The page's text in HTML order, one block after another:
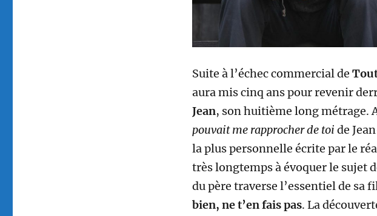
Suite à l’échec commercial de
aura mis cinq ans pour revenir
Jean, son huitième long métrage.
pouvait me rapprocher de toi de
la plus personnelle écrite par le
très longtemps à évoquer le sujet
du père traverse l’essentiel de sa
bien, ne t’en fais pas. La